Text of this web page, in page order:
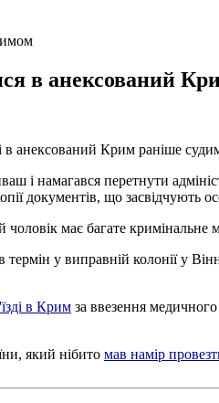
в
анексований Крим раніше
і намагався перетнути
документів, що засвідчують
чоловік має багате
у виправній колонії у
в Крим за ввезення
який нібито мав намір